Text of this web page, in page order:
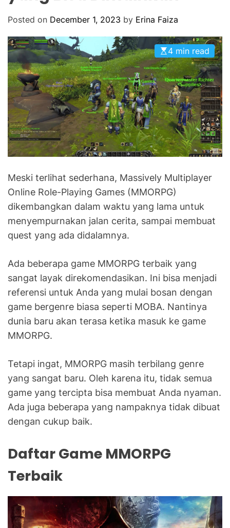
D
E
Posted on December 1, 2023 by Erina Faiza
4 min read
Meski terlihat sederhana, Massively Multiplayer
Online Role-Playing Games (MMORPG)
dikembangkan dalam waktu yang lama untuk
menyempurnakan jalan cerita, sampai membuat
quest yang ada didalamnya.
Ada beberapa game MMORPG terbaik yang
sangat layak direkomendasikan. Ini bisa menjadi
referensi untuk Anda yang mulai bosan dengan
game bergenre biasa seperti MOBA. Nantinya
dunia baru akan terasa ketika masuk ke game
MMORPG.
Tetapi ingat, MMORPG masih terbilang genre
yang sangat baru. Oleh karena itu, tidak semua
game yang tercipta bisa membuat Anda nyaman.
Ada juga beberapa yang nampaknya tidak dibuat
dengan cukup baik.
Daftar Game MMORPG
Terbaik